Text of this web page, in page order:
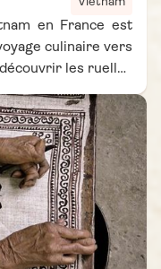
en France est
culinaire vers
les ruelles
commencent
fumant, d’un
au goût
séduit
la richesse de ses
familiales
certaines adresses
proche de